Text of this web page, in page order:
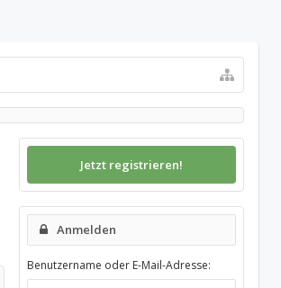
Jetzt registrieren!
Anmelden
Benutzername oder E-Mail-Adresse: